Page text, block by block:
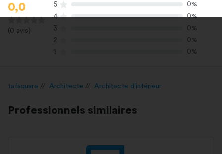
0,0
(0 avis)
5 0%
4 0%
3 0%
2 0%
1 0%
tafsquare Architecte Architecte d'intérieur
Professionnels similaires